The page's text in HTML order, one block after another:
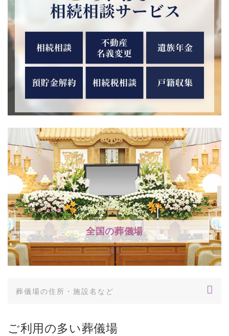
全国の葬儀場
ご利用の多い葬儀場